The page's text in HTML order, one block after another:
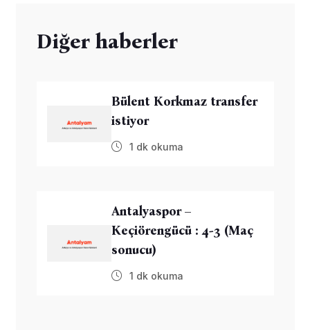
Diğer haberler
Bülent Korkmaz transfer
istiyor
1 dk okuma
Antalyaspor –
Keçiörengücü : 4-3 (Maç
sonucu)
1 dk okuma